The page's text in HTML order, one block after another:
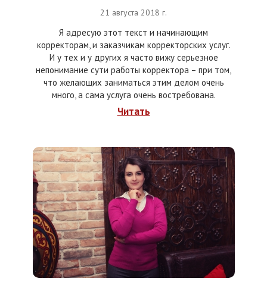
21 августа 2018 г.
Я адресую этот текст и начинающим
корректорам, и заказчикам корректорских услуг.
И у тех и у других я часто вижу серьезное
непонимание сути работы корректора – при том,
что желающих заниматься этим делом очень
много, а сама услуга очень востребована.
Читать